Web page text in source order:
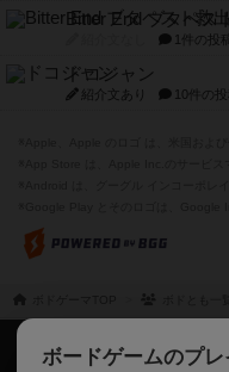
Bitter End ブタペス
1件の投稿
ドコジャン
紹介文あり 10件の投
ボードゲームのプ
ボドゲーマTOP